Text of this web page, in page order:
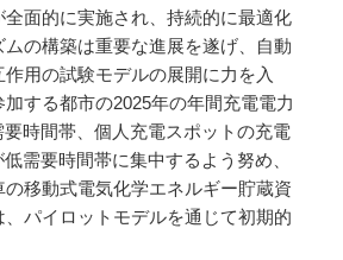
面的に実施され、持続的に最適化
ムの構築は重要な進展を遂げ、自動
用の試験モデルの展開に力を入
する都市の2025年の年間充電電力
時間帯、個人充電スポットの充電
需要時間帯に集中するよう努め、
移動式電気化学エネルギー貯蔵資
パイロットモデルを通じて初期的